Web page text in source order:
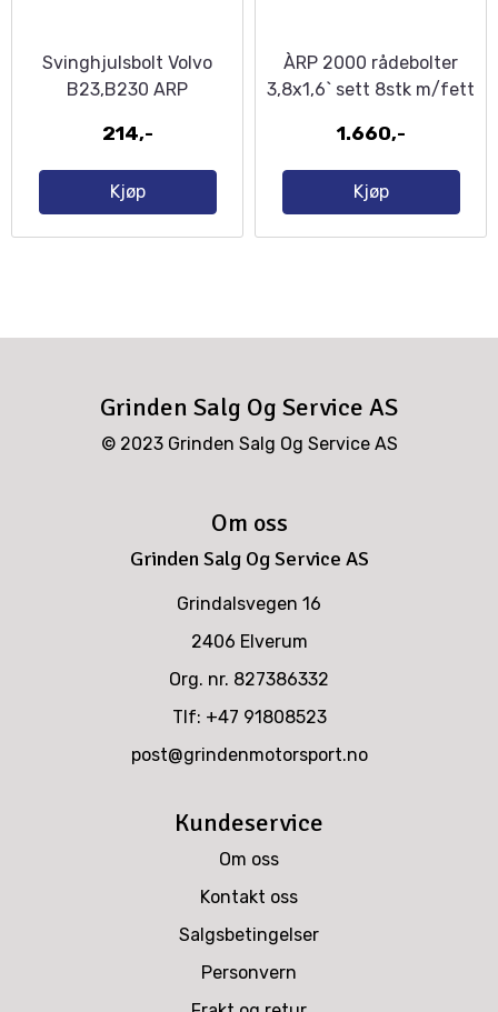
Svinghjulsbolt Volvo
B23,B230 ARP
214,-
Kjøp
ÀRP 2000 rådebolter
3,8x1,6` sett 8stk m/fett
1.660,-
Kjøp
Grinden Salg Og Service AS
© 2023 Grinden Salg Og Service AS
Om oss
Grinden Salg Og Service AS
Grindalsvegen 16
2406 Elverum
Org. nr. 827386332
Tlf: +47 91808523
post@grindenmotorsport.no
Kundeservice
Om oss
Kontakt oss
Salgsbetingelser
Personvern